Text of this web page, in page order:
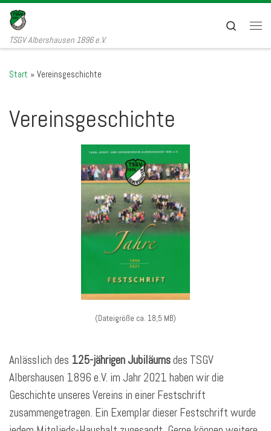
Zum Inhalt springen
TSGV Albershausen 1896 e.V.
Search
Start » Vereinsgeschichte
Vereinsgeschichte
(Dateigröße ca. 18,5 MB)
Anlässlich des 125-jährigen Jubiläumsdes TSGV
Albershausen 1896 e.V. im Jahr 2021 haben wir die
Geschichte unseres Vereins in einer Festschrift
zusammengetragen. Ein Exemplar dieser Festschrift wurde